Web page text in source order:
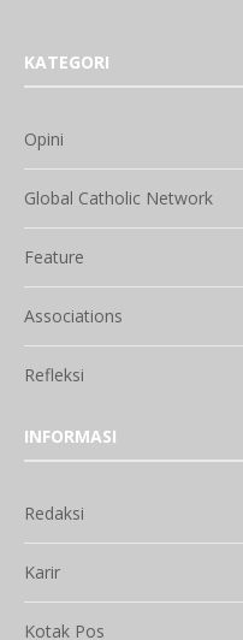
KATEGORI
Opini
Global Catholic Network
Feature
Associations
Refleksi
INFORMASI
Redaksi
Karir
Kotak Pos